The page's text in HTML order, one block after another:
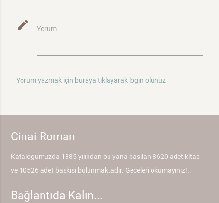
mode_edit Yorum
Yorum yazmak için buraya tıklayarak login olunuz
Cinai Roman
Katalogumuzda 1885 yılından bu yana basılan 8620 adet kitap
ve 10526 adet baskısı bulunmaktadır. Geceleri okumayınız!..
Bağlantıda Kalın...